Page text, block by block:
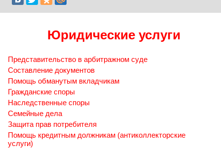
Юридические услуги
Представительство в арбитражном суде
Составление документов
Помощь обманутым вкладчикам
Гражданские споры
Наследственные споры
Семейные дела
Защита прав потребителя
Помощь кредитным должникам (антиколлекторские
услуги)